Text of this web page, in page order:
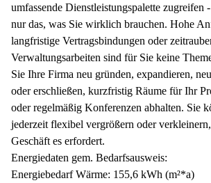
umfassende Dienstleistungspalette zugreifen
nur das, was Sie wirklich brauchen. Hohe
langfristige Vertragsbindungen oder
Verwaltungsarbeiten sind für Sie keine
Sie Ihre Firma neu gründen, expandieren,
oder erschließen, kurzfristig Räume für Ihr
oder regelmäßig Konferenzen abhalten. Sie
jederzeit flexibel vergrößern oder
Geschäft es erfordert.
Energiedaten gem. Bedarfsausweis:
Energiebedarf Wärme: 155,6 kWh (m²*a)